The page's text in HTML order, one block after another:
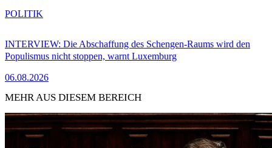
INTERVIEW: Die Abschaffung des Schengen-Raums wird den
Populismus nicht stoppen, warnt Luxemburg
06.08.2026
POLITIK
MEHR AUS DIESEM BEREICH